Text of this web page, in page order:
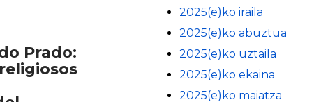
Prado:
2025(e)ko iraila
2025(e)ko abuztua
2025(e)ko uztaila
2025(e)ko ekaina
2025(e)ko maiatza